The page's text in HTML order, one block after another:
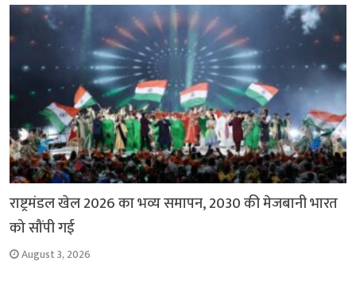
राष्ट्रमंडल खेल 2026 का भव्य समापन, 2030 की मेजबानी भारत
को सौंपी गई
August 3, 2026